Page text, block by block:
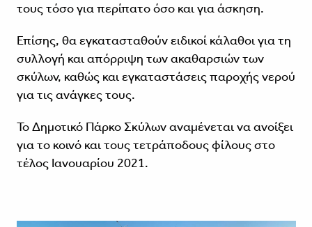
τους τόσο για περίπατο όσο και για άσκηση.
Επίσης, θα εγκατασταθούν ειδικοί κάλαθοι για τη
συλλογή και απόρριψη των ακαθαρσιών των
σκύλων, καθώς και εγκαταστάσεις παροχής νερού
για τις ανάγκες τους.
Το Δημοτικό Πάρκο Σκύλων αναμένεται να ανοίξει
για το κοινό και τους τετράποδους φίλους στο
τέλος Ιανουαρίου 2021.